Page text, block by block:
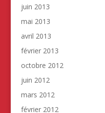
juin 2013
mai 2013
avril 2013
février 2013
octobre 2012
juin 2012
mars 2012
février 2012